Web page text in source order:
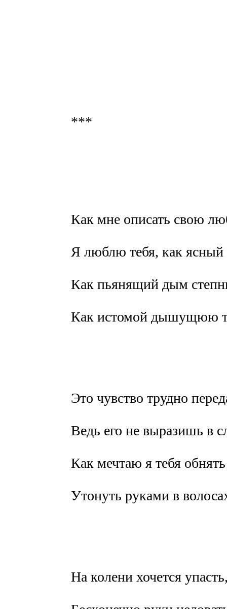
***
Как мне описать свою
Я люблю тебя, как ясный
Как пьянящий дым
Как истомой дышущюю
Это чувство трудно
Ведь его не выразишь в
Как мечтаю я тебя
Утонуть руками в
На колени хочется